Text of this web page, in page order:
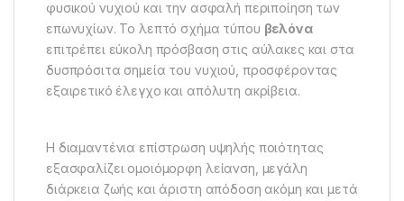
φυσικού νυχιού και την ασφαλή περιποίηση των
επωνυχίων. Το λεπτό σχήμα τύπου βελόνα
επιτρέπει εύκολη πρόσβαση στις αύλακες και στα
δυσπρόσιτα σημεία του νυχιού, προσφέροντας
εξαιρετικό έλεγχο και απόλυτη ακρίβεια.
Η διαμαντένια επίστρωση υψηλής ποιότητας
εξασφαλίζει ομοιόμορφη λείανση, μεγάλη
διάρκεια ζωής και άριστη απόδοση ακόμη και μετά